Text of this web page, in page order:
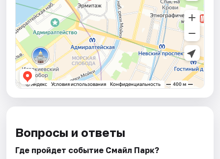
Вопросы и ответы
Где пройдет событие Смайл Парк?